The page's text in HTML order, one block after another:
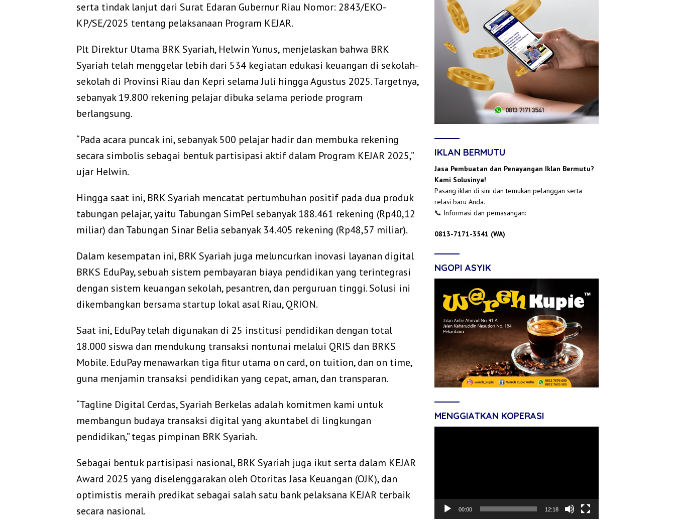
serta tindak lanjut dari Surat Edaran Gubernur Riau Nomor: 2843/EKO-
KP/SE/2025 tentang pelaksanaan Program KEJAR.
Plt Direktur Utama BRK Syariah, Helwin Yunus, menjelaskan bahwa BRK
Syariah telah menggelar lebih dari 534 kegiatan edukasi keuangan di sekolah-
sekolah di Provinsi Riau dan Kepri selama Juli hingga Agustus 2025. Targetnya,
sebanyak 19.800 rekening pelajar dibuka selama periode program
berlangsung.
“Pada acara puncak ini, sebanyak 500 pelajar hadir dan membuka rekening
secara simbolis sebagai bentuk partisipasi aktif dalam Program KEJAR 2025,”
ujar Helwin.
Hingga saat ini, BRK Syariah mencatat pertumbuhan positif pada dua produk
tabungan pelajar, yaitu Tabungan SimPel sebanyak 188.461 rekening (Rp40,12
miliar) dan Tabungan Sinar Belia sebanyak 34.405 rekening (Rp48,57 miliar).
Dalam kesempatan ini, BRK Syariah juga meluncurkan inovasi layanan digital
BRKS EduPay, sebuah sistem pembayaran biaya pendidikan yang terintegrasi
dengan sistem keuangan sekolah, pesantren, dan perguruan tinggi. Solusi ini
dikembangkan bersama startup lokal asal Riau, QRION.
Saat ini, EduPay telah digunakan di 25 institusi pendidikan dengan total
18.000 siswa dan mendukung transaksi nontunai melalui QRIS dan BRKS
Mobile. EduPay menawarkan tiga fitur utama on card, on tuition, dan on time,
guna menjamin transaksi pendidikan yang cepat, aman, dan transparan.
“Tagline Digital Cerdas, Syariah Berkelas adalah komitmen kami untuk
membangun budaya transaksi digital yang akuntabel di lingkungan
pendidikan,” tegas pimpinan BRK Syariah.
Sebagai bentuk partisipasi nasional, BRK Syariah juga ikut serta dalam KEJAR
Award 2025 yang diselenggarakan oleh Otoritas Jasa Keuangan (OJK), dan
optimistis meraih predikat sebagai salah satu bank pelaksana KEJAR terbaik
secara nasional.
IKLAN BERMUTU
Jasa Pembuatan dan Penayangan Iklan Bermutu?
Kami Solusinya!
Pasang iklan di sini dan temukan pelanggan serta
relasi baru Anda.
📞 Informasi dan pemasangan:
0813-7171-3541 (WA)
NGOPI ASYIK
MENGGIATKAN KOPERASI
00:00 12:18